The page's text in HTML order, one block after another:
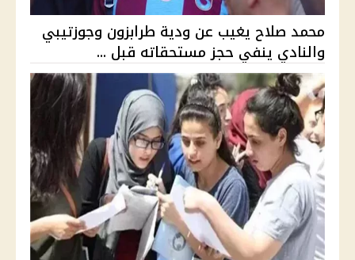
محمد صلاح يغيب عن ودية طرابزون وجوزتيبي
والنادي ينفي حجز مستحقاته قبل ...